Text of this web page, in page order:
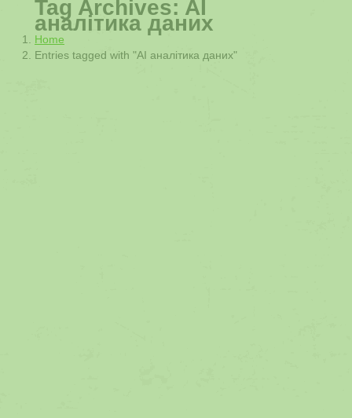
Tag Archives: AI
аналітика даних
You are here:
Home
Entries tagged with "AI аналітика даних"